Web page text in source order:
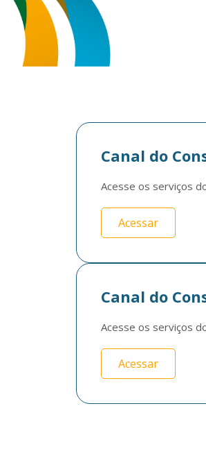
Canal do
Acesse os serviços
Acessar
Canal do
Acesse os serviços
Acessar